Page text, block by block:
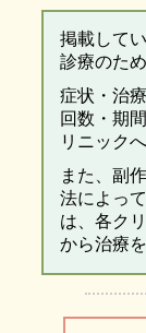
掲載して
診療のた
症状・治
回数・期
リニック
また、副
法によっ
は、各ク
から治療